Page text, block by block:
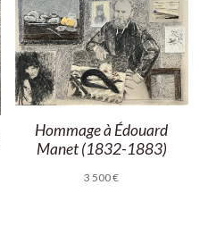
Hommage à Édouard
Manet (1832-1883)
3 500€